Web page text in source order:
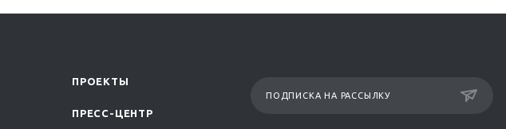
ПРОЕКТЫ
ПРЕСС-ЦЕНТР
ПОДПИСКА НА РАССЫЛКУ